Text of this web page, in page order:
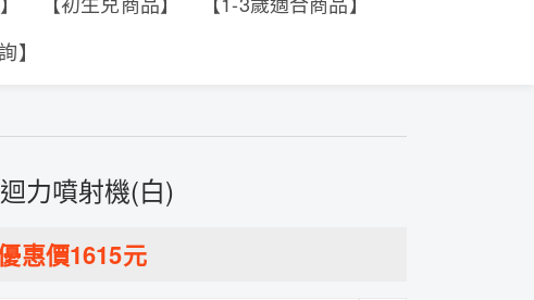
】
力噴射機(白)
惠價1615元